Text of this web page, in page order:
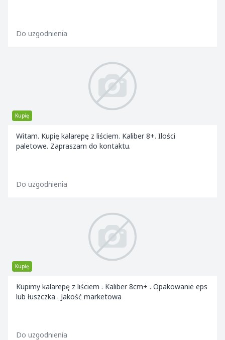
Do uzgodnienia
Kupię
Witam. Kupię kalarepę z liściem. Kaliber 8+. Ilości
paletowe. Zapraszam do kontaktu.
Do uzgodnienia
Kupię
Kupimy kalarepę z liściem . Kaliber 8cm+ . Opakowanie eps
lub łuszczka . Jakość marketowa
Do uzgodnienia